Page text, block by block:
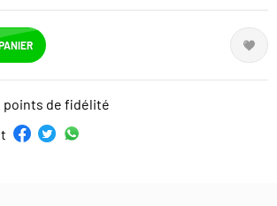
points de fidélité